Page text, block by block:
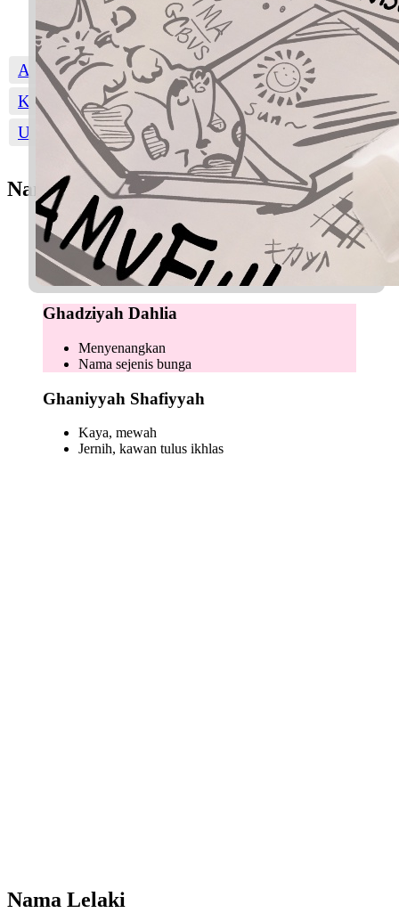
A B C D E F G H
K
L M N O P Q R S
T
U
W Y Z
Nama Perempuan
Ghaziah Lillyann
Pejuang
Bunga lili (Latin)
Ghadziyah Dahlia
Menyenangkan
Nama sejenis bunga
Ghaniyyah Shafiyyah
Kaya, mewah
Jernih, kawan tulus ikhlas
Nama Lelaki